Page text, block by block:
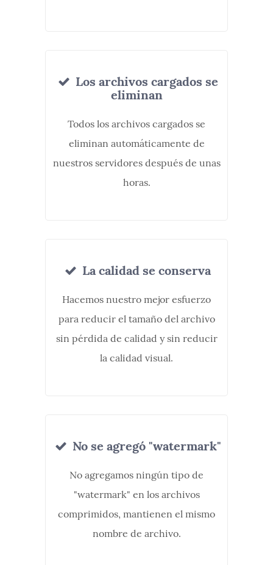
Los archivos cargados se
eliminan
Todos los archivos cargados se
eliminan automáticamente de
nuestros servidores después de unas
horas.
La calidad se conserva
Hacemos nuestro mejor esfuerzo
para reducir el tamaño del archivo
sin pérdida de calidad y sin reducir
la calidad visual.
No se agregó "watermark"
No agregamos ningún tipo de
"watermark" en los archivos
comprimidos, mantienen el mismo
nombre de archivo.